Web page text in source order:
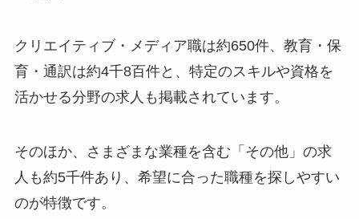
クリエイティブ・メディア職は約650件、教育・保
育・通訳は約4千8百件と、特定のスキルや資格を
活かせる分野の求人も掲載されています。
そのほか、さまざまな業種を含む「その他」の求
人も約5千件あり、希望に合った職種を探しやすい
のが特徴です。